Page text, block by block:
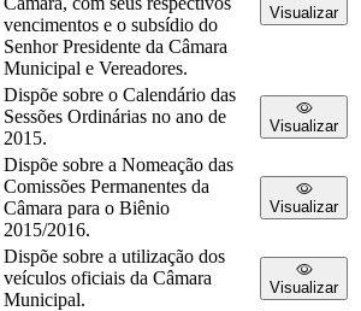
vencimentos e o subsídio do
Senhor Presidente da Câmara
Municipal e Vereadores.
Visualizar
Dispõe sobre o Calendário das
Sessões Ordinárias no ano de
2015.
Visualizar
Dispõe sobre a Nomeação das
Comissões Permanentes da
Câmara para o Biênio
2015/2016.
Visualizar
Dispõe sobre a utilização dos
veículos oficiais da Câmara
Municipal.
Visualizar